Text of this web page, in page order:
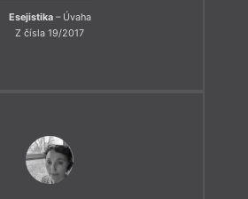
Esejistika– Úvaha
Z čísla 19/2017